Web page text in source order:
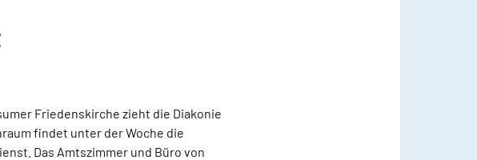
Friedenskirche zieht die Diakonie
findet unter der Woche die
Das Amtszimmer und Büro von